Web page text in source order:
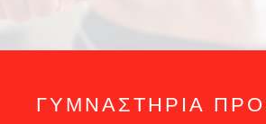
ΓΥΜΝΑΣΤΗΡΙΑ